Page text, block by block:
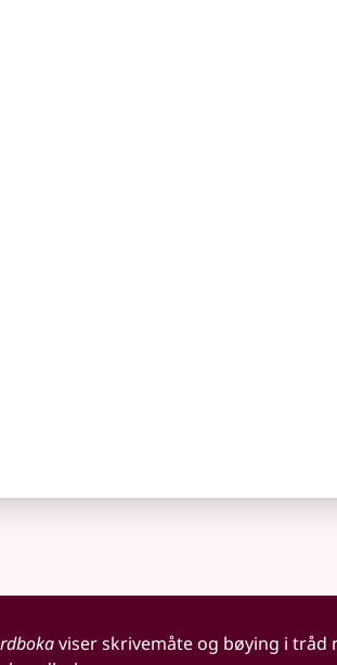
viser skrivemåte og bøying i tråd